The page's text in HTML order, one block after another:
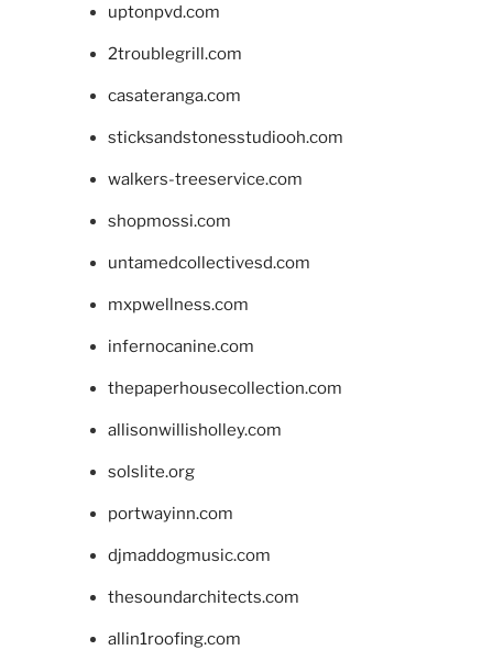
uptonpvd.com
2troublegrill.com
casateranga.com
sticksandstonesstudiooh.com
walkers-treeservice.com
shopmossi.com
untamedcollectivesd.com
mxpwellness.com
infernocanine.com
thepaperhousecollection.com
allisonwillisholley.com
solslite.org
portwayinn.com
djmaddogmusic.com
thesoundarchitects.com
allin1roofing.com